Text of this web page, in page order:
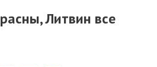
Литвин все